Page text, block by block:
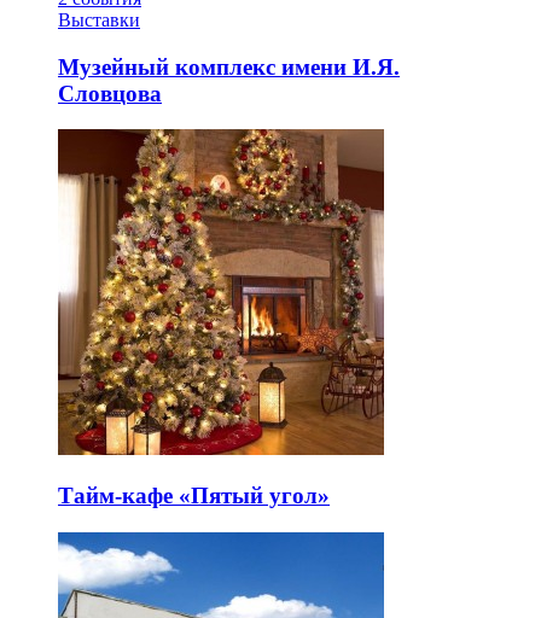
Выставки
Музейный комплекс имени И.Я.
Словцова
Тайм-кафе «Пятый угол»